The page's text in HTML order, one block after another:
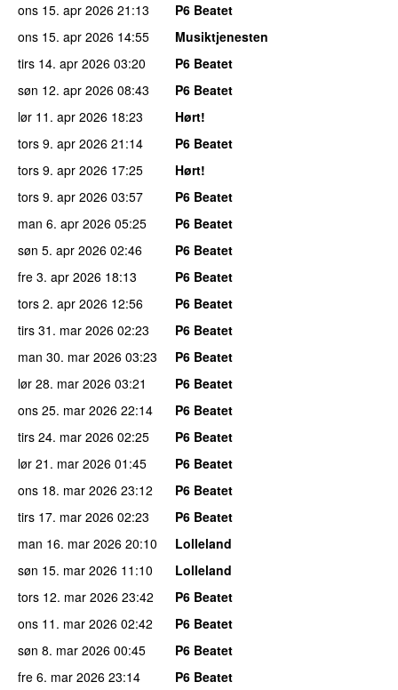
ons 15. apr 2026 21:13
P6 Beatet
ons 15. apr 2026 14:55
Musiktjenesten
tirs 14. apr 2026 03:20
P6 Beatet
søn 12. apr 2026 08:43
P6 Beatet
lør 11. apr 2026 18:23
Hørt!
tors 9. apr 2026 21:14
P6 Beatet
tors 9. apr 2026 17:25
Hørt!
tors 9. apr 2026 03:57
P6 Beatet
man 6. apr 2026 05:25
P6 Beatet
søn 5. apr 2026 02:46
P6 Beatet
fre 3. apr 2026 18:13
P6 Beatet
tors 2. apr 2026 12:56
P6 Beatet
tirs 31. mar 2026 02:23
P6 Beatet
man 30. mar 2026 03:23
P6 Beatet
lør 28. mar 2026 03:21
P6 Beatet
ons 25. mar 2026 22:14
P6 Beatet
tirs 24. mar 2026 02:25
P6 Beatet
lør 21. mar 2026 01:45
P6 Beatet
ons 18. mar 2026 23:12
P6 Beatet
tirs 17. mar 2026 02:23
P6 Beatet
man 16. mar 2026 20:10
Lolleland
søn 15. mar 2026 11:10
Lolleland
tors 12. mar 2026 23:42
P6 Beatet
ons 11. mar 2026 02:42
P6 Beatet
søn 8. mar 2026 00:45
P6 Beatet
fre 6. mar 2026 23:14
P6 Beatet